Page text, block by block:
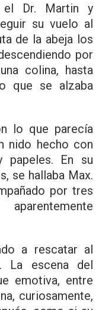
el Dr. Martin y
su vuelo al
de la abeja los
por
colina, hasta
que se alzaba
lo que parecía
nido hecho con
papeles. En su
se hallaba Max.
por tres
a rescatar al
La escena del
emotiva, entre
curiosamente,